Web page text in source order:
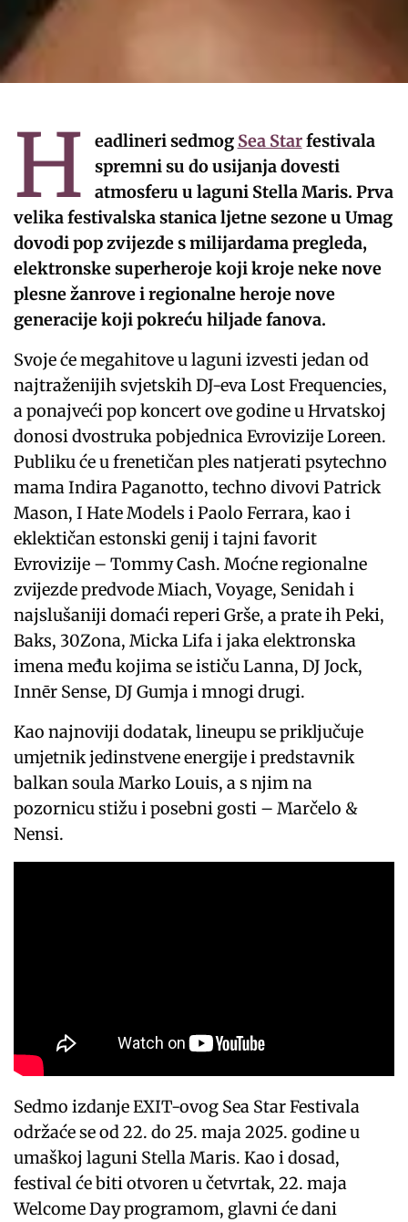
H eadlineri sedmog Sea Starfestivala
spremni su do usijanja dovesti
atmosferu u laguni Stella Maris. Prva
velika festivalska stanica ljetne sezone u Umag
dovodi pop zvijezde s milijardama pregleda,
elektronske superheroje koji kroje neke nove
plesne žanrove i regionalne heroje nove
generacije koji pokreću hiljade fanova.
Svoje će megahitove u laguni izvesti jedan od
najtraženijih svjetskih DJ-eva Lost Frequencies,
a ponajveći pop koncert ove godine u Hrvatskoj
donosi dvostruka pobjednica Evrovizije Loreen.
Publiku će u frenetičan ples natjerati psytechno
mama Indira Paganotto, techno divovi Patrick
Mason, I Hate Models i Paolo Ferrara, kao i
eklektičan estonski genij i tajni favorit
Evrovizije – Tommy Cash. Moćne regionalne
zvijezde predvode Miach, Voyage, Senidah i
najslušaniji domaći reperi Grše, a prate ih Peki,
Baks, 30Zona, Micka Lifa i jaka elektronska
imena među kojima se ističu Lanna, DJ Jock,
Innēr Sense, DJ Gumja i mnogi drugi.
Kao najnoviji dodatak, lineupu se priključuje
umjetnik jedinstvene energije i predstavnik
balkan soula Marko Louis, a s njim na
pozornicu stižu i posebni gosti – Marčelo &
Nensi.
Sedmo izdanje EXIT-ovog Sea Star Festivala
održaće se od 22. do 25. maja 2025. godine u
umaškoj laguni Stella Maris. Kao i dosad,
festival će biti otvoren u četvrtak, 22. maja
Welcome Day programom, glavni će dani